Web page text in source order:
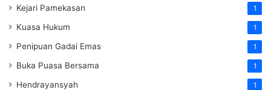
Kejari Pamekasan 1
Kuasa Hukum 1
Penipuan Gadai Emas 1
Buka Puasa Bersama 1
Hendrayansyah 1